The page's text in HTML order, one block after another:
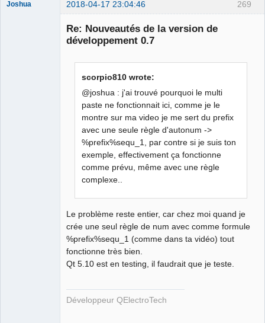
269
Joshua 2018-04-17 23:04:46
Re: Nouveautés de la version de
développement 0.7
scorpio810 wrote:
@joshua : j'ai trouvé pourquoi le multi
paste ne fonctionnait ici, comme je le
montre sur ma video je me sert du prefix
avec une seule règle d'autonum ->
%prefix%sequ_1, par contre si je suis ton
exemple, effectivement ça fonctionne
comme prévu, même avec une règle
complexe..
Le problème reste entier, car chez moi quand je
crée une seul règle de num avec comme formule
%prefix%sequ_1 (comme dans ta vidéo) tout
fonctionne très bien.
Qt 5.10 est en testing, il faudrait que je teste.
Développeur QElectroTech